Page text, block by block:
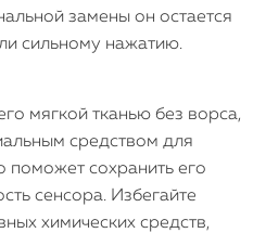
замены он остается
сильному нажатию.
мягкой тканью без ворса,
средством для
поможет сохранить его
сенсора. Избегайте
химических средств,